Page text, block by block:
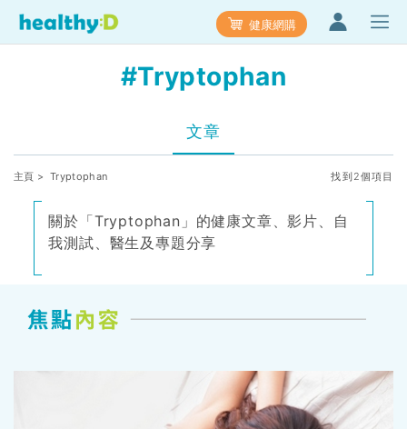
健康網購
#Tryptophan
文章
主頁 > Tryptophan 找到2個項目
關於「Tryptophan」的健康文章、影片、自
我測試、醫生及專題分享